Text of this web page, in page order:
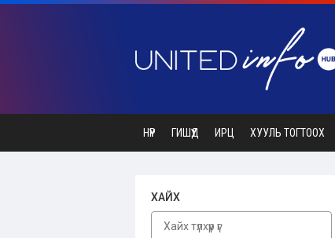
НҮҮР ГИШҮҮД ИРЦ ХУУЛЬ ТОГТООХ
ХАЙХ